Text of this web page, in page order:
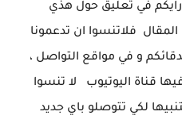
رايكم في تعليق حول هذي
المقال فلاتنسوا ان تدعمونا
و في مواقع التواصل ،
قناة اليوتيوب لا تنسوا
لكي تتوصلو باي جديد